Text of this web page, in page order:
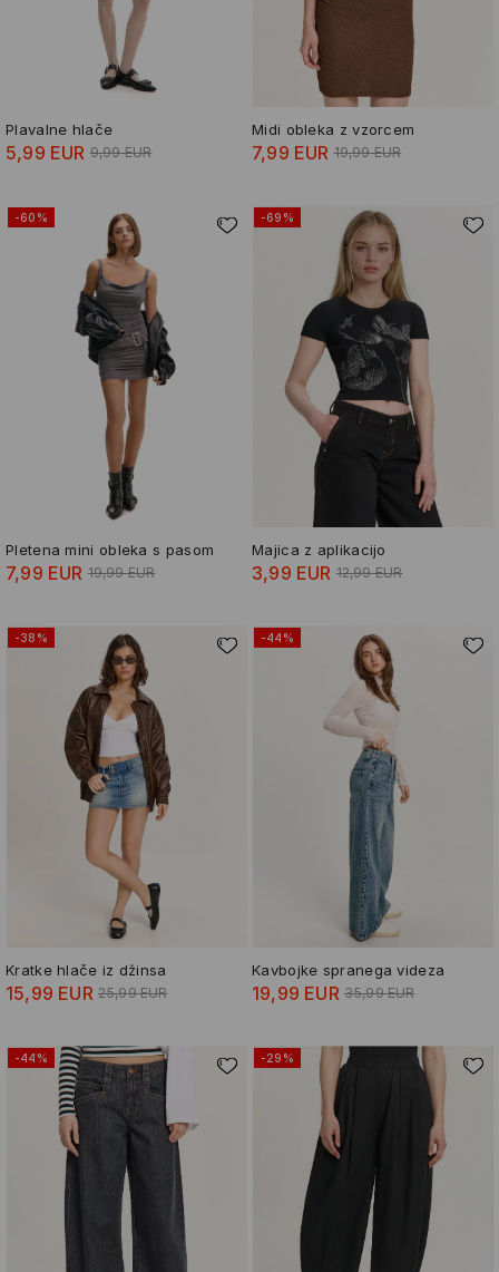
Plavalne hlače
5,99 EUR 9,99 EUR
Midi obleka z vzorcem
7,99 EUR 19,99 EUR
-60%
Pletena mini obleka s pasom
7,99 EUR 19,99 EUR
-69%
Majica z aplikacijo
3,99 EUR 12,99 EUR
-38%
Kratke hlače iz džinsa
15,99 EUR 25,99 EUR
-44%
Kavbojke spranega videza
19,99 EUR 35,99 EUR
-44% -29%